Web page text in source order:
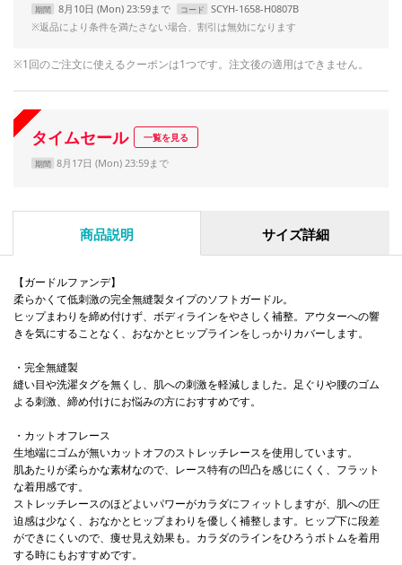
期間 8月10日 (Mon) 23:59まで コード
SCYH-1658-H0807B
※返品により条件を満たさない場合、割引は無効になります
※1回のご注文に使えるクーポンは1つです。注文後の適用はできません。
タイムセール 一覧を見る
期間 8月17日 (Mon) 23:59まで
商品説明 サイズ詳細
【ガードルファンデ】
柔らかくて低刺激の完全無縫製タイプのソフトガードル。
ヒップまわりを締め付けず、ボディラインをやさしく補整。アウターへの響
きを気にすることなく、おなかとヒップラインをしっかりカバーします。
・完全無縫製
縫い目や洗濯タグを無くし、肌への刺激を軽減しました。足ぐりや腰のゴム
よる刺激、締め付けにお悩みの方におすすめです。
・カットオフレース
生地端にゴムが無いカットオフのストレッチレースを使用しています。
肌あたりが柔らかな素材なので、レース特有の凹凸を感じにくく、フラット
な着用感です。
ストレッチレースのほどよいパワーがカラダにフィットしますが、肌への圧
迫感は少なく、おなかとヒップまわりを優しく補整します。ヒップ下に段差
ができにくいので、痩せ見え効果も。カラダのラインをひろうボトムを着用
する時にもおすすめです。